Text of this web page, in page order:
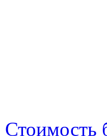
Стоимость